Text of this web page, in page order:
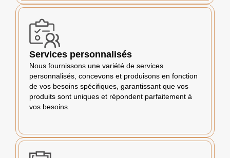
Services personnalisés
Nous fournissons une variété de services
personnalisés, concevons et produisons en fonction
de vos besoins spécifiques, garantissant que vos
produits sont uniques et répondent parfaitement à
vos besoins.